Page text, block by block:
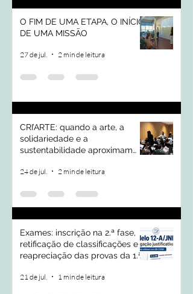
O FIM DE UMA ETAPA, O INÍCIO
DE UMA MISSÃO
27 de jul. 2 min de leitura
CRI’ARTE: quando a arte, a
solidariedade e a
sustentabilidade aproximam
comunidades
24 de jul. 2 min de leitura
Exames: inscrição na 2.ª fase,
retificação de classificações e
reapreciação das provas da 1.ª
21 de jul. 1 min de leitura